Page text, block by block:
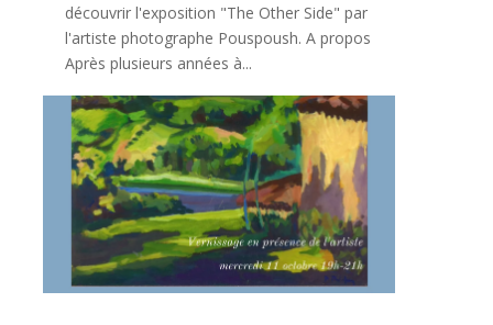
découvrir l'exposition "The Other Side" par
l'artiste photographe Pouspoush. A propos
Après plusieurs années à...